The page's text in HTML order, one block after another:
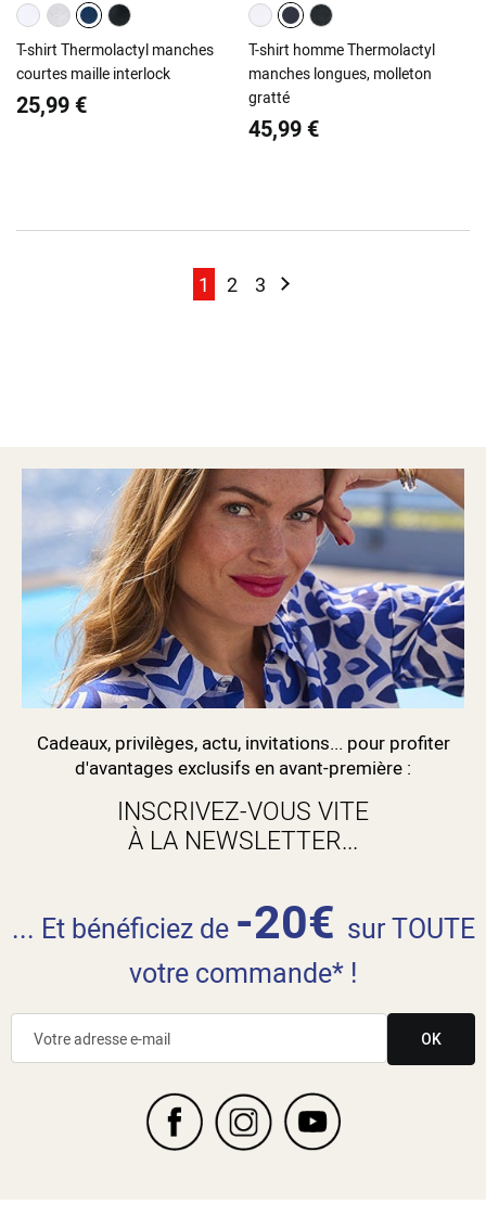
T-shirt Thermolactyl manches
courtes maille interlock
25,99 €
T-shirt homme Thermolactyl
manches longues, molleton
gratté
45,99 €
Page
Page
1 Page
2 Page
3 Page
Suivant
Cadeaux, privilèges, actu, invitations... pour profiter
d'avantages exclusifs en avant-première :
INSCRIVEZ-VOUS VITE
À LA NEWSLETTER...
... Et bénéficiez de -20€ sur TOUTE
votre commande* !
OK